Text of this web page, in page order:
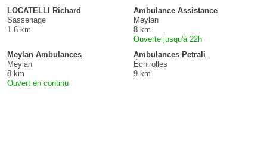
LOCATELLI Richard
Sassenage
1.6 km
Ambulance Assistance
Meylan
8 km
Ouverte jusqu'à 22h
Meylan Ambulances
Meylan
8 km
Ouvert en continu
Ambulances Petrali
Échirolles
9 km